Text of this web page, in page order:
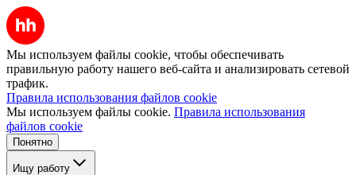
Мы используем файлы cookie, чтобы обеспечивать
правильную работу нашего веб-сайта и анализировать сетевой
трафик.
Правила использования файлов cookie
Мы используем файлы cookie. Правила использования
файлов cookie
Понятно
Ищу работу